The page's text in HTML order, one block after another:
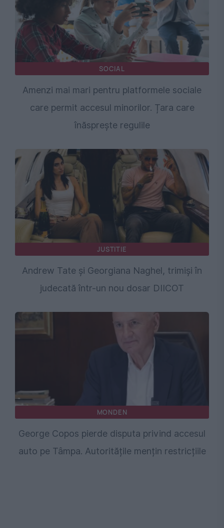
SOCIAL
Amenzi mai mari pentru platformele sociale
care permit accesul minorilor. Țara care
înăsprește regulile
JUSTITIE
Andrew Tate și Georgiana Naghel, trimiși în
judecată într-un nou dosar DIICOT
MONDEN
George Copos pierde disputa privind accesul
auto pe Tâmpa. Autoritățile mențin restricțiile